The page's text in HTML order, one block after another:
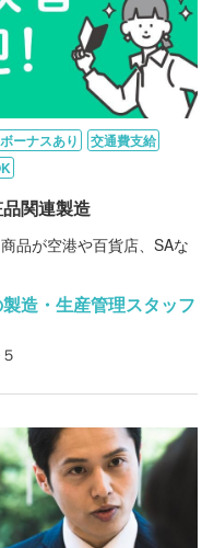
ボーナスあり
交通費支給
関連製造
品が空港や百貨店、SAな
造・生産管理スタッフ